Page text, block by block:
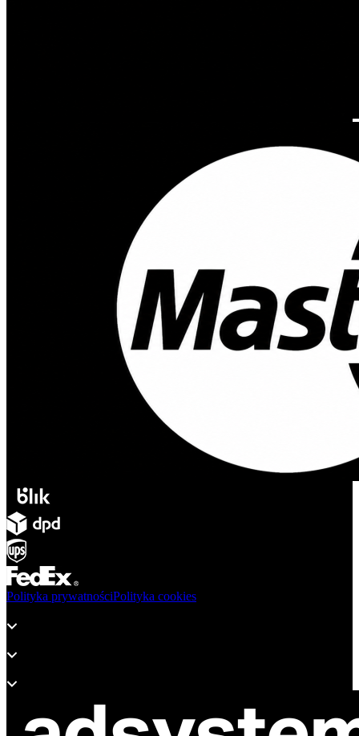
Polityka prywatnościPolityka cookies